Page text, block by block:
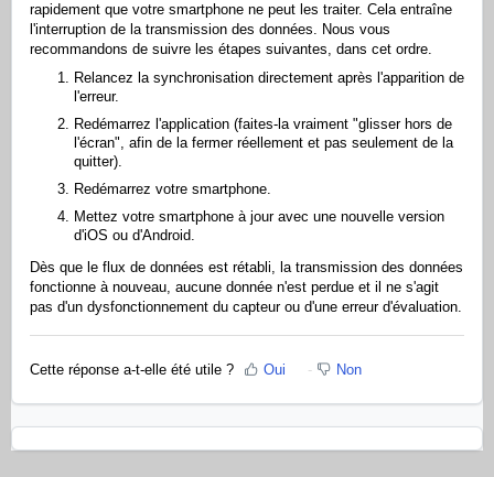
rapidement que votre smartphone ne peut les traiter. Cela entraîne
l'interruption de la transmission des données. Nous vous
recommandons de suivre les étapes suivantes, dans cet ordre.
Relancez la synchronisation directement après l'apparition de
l'erreur.
Redémarrez l'application (faites-la vraiment "glisser hors de
l'écran", afin de la fermer réellement et pas seulement de la
quitter).
Redémarrez votre smartphone.
Mettez votre smartphone à jour avec une nouvelle version
d'iOS ou d'Android.
Dès que le flux de données est rétabli, la transmission des données
fonctionne à nouveau, aucune donnée n'est perdue et il ne s'agit
pas d'un dysfonctionnement du capteur ou d'une erreur d'évaluation.
Cette réponse a-t-elle été utile ? Oui Non